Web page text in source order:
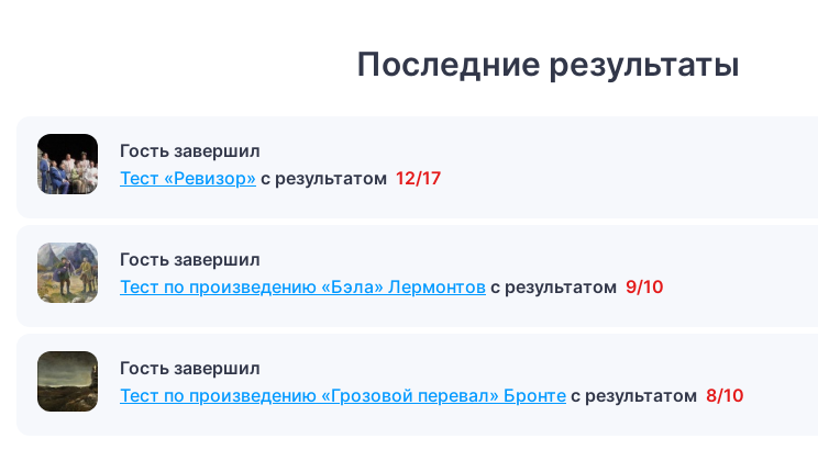
Последние результаты
Гость завершил
Тест «Ревизор» с результатом 12/17
Гость завершил
Тест по произведению «Бэла» Лермонтов с результатом 9/10
Гость завершил
Тест по произведению «Грозовой перевал» Бронте с результатом 8/10